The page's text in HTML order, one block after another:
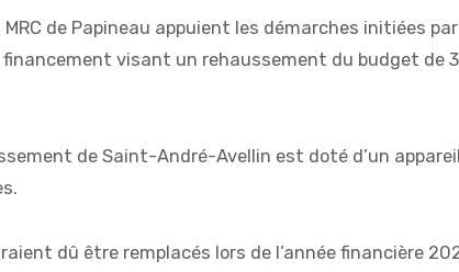
MRC de Papineau appuient les démarches initiées
visant un rehaussement du budget de
de Saint-André-Avellin est doté d’un
dû être remplacés lors de l’année financière